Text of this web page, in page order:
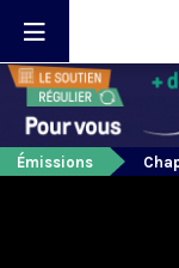
Émissions